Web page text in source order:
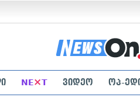
NE×T ვიდეო ოპ-